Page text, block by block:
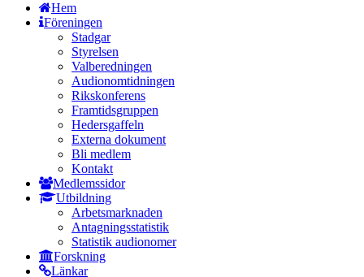
Hem
Föreningen
Stadgar
Styrelsen
Valberedningen
Audionomtidningen
Rikskonferens
Framtidsgruppen
Hedersgaffeln
Externa dokument
Bli medlem
Kontakt
Medlemssidor
Utbildning
Arbetsmarknaden
Antagningsstatistik
Statistik audionomer
Forskning
Länkar